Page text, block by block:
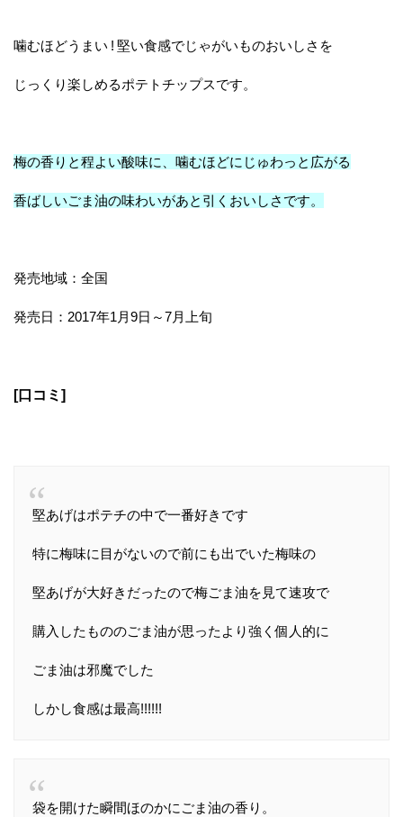
噛むほどうまい ! 堅い食感でじゃがいものおいしさを
じっくり楽しめるポテトチップスです。
梅の香りと程よい酸味に、噛むほどにじゅわっと広がる
香ばしいごま油の味わいがあと引くおいしさです。
発売地域：全国
発売日：2017年1月9日～7月上旬
[口コミ]
堅あげはポテチの中で一番好きです
特に梅味に目がないので前にも出でいた梅味の
堅あげが大好きだったので梅ごま油を見て速攻で
購入したもののごま油が思ったより強く個人的に
ごま油は邪魔でした
しかし食感は最高!!!!!!
袋を開けた瞬間ほのかにごま油の香り。